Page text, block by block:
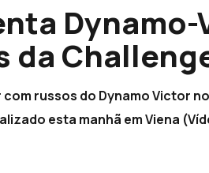
da
com russos do Dynamo Victor
esta manhã em Viena